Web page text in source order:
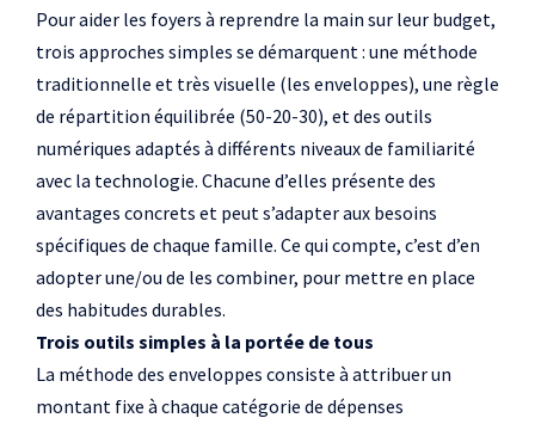
Pour aider les foyers à reprendre la main sur leur budget,
trois approches simples se démarquent : une méthode
traditionnelle et très visuelle (les enveloppes), une règle
de répartition équilibrée (50-20-30), et des outils
numériques adaptés à différents niveaux de familiarité
avec la technologie. Chacune d’elles présente des
avantages concrets et peut s’adapter aux besoins
spécifiques de chaque famille. Ce qui compte, c’est d’en
adopter une/ou de les combiner, pour mettre en place
des habitudes durables.
Trois outils simples à la portée de tous
La méthode des enveloppes consiste à attribuer un
montant fixe à chaque catégorie de dépenses